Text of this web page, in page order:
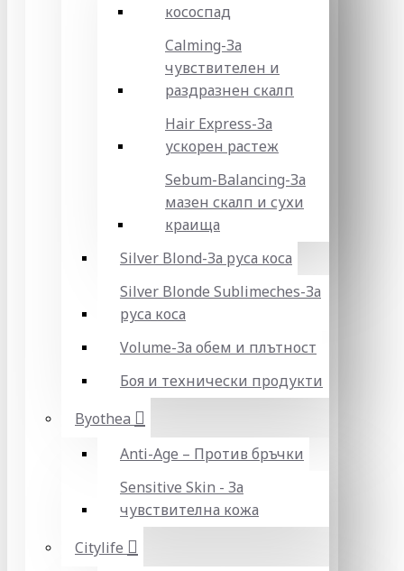
кососпад
Calming-За
чувствителен и
раздразнен скалп
Hair Express-За
ускорен растеж
Sebum-Balancing-За
мазен скалп и сухи
краища
Silver Blond-За руса коса
Silver Blonde Sublіmeches-За
руса коса
Volume-За обем и плътност
Боя и технически продукти
Byothea
Anti-Age – Против бръчки
Sensitive Skin - За
чувствителна кожа
Citylife